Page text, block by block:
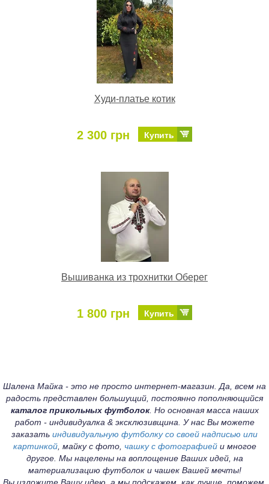
Худи-платье котик
2 300 грн Купить
Вышиванка из трохнитки Оберег
1 800 грн Купить
Шалена Майка - это не просто интернет-магазин. Да, всем на
радость представлен большущий, постоянно пополняющийся
каталог прикольных футболок. Но основная масса наших
работ - индивидуалка & эксклюзивщина. У нас Вы можете
заказать индивидуальную футболку со своей надписью или
картинкой, майку с фото, чашку с фотографиейи многое
другое. Мы нацелены на воплощение Ваших идей, на
материализацию футболок и чашек Вашей мечты!
Вы изложите Вашу идею, а мы подскажем, как лучше, поможем,